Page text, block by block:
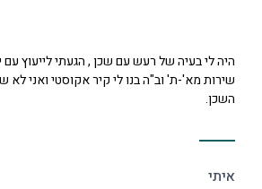
קיבלנו שרות מצוין, הסברים ותשובות לכל
נחמדה מאוד בשם קרן היא המליצה לנו על
דקורטיבי ויפה.
ספיר